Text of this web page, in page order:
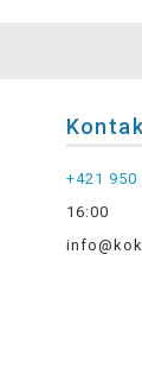
+421 950
16:00